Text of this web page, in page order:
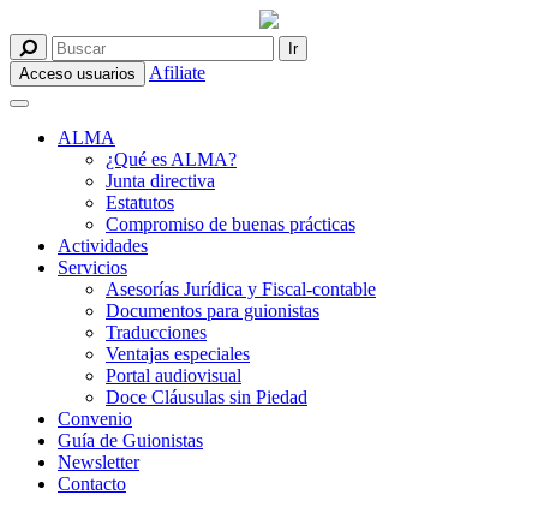
Acceso usuarios Afiliate
ALMA
¿Qué es ALMA?
Junta directiva
Estatutos
Compromiso de buenas prácticas
Actividades
Servicios
Asesorías Jurídica y Fiscal-contable
Documentos para guionistas
Traducciones
Ventajas especiales
Portal audiovisual
Doce Cláusulas sin Piedad
Convenio
Guía de Guionistas
Newsletter
Contacto